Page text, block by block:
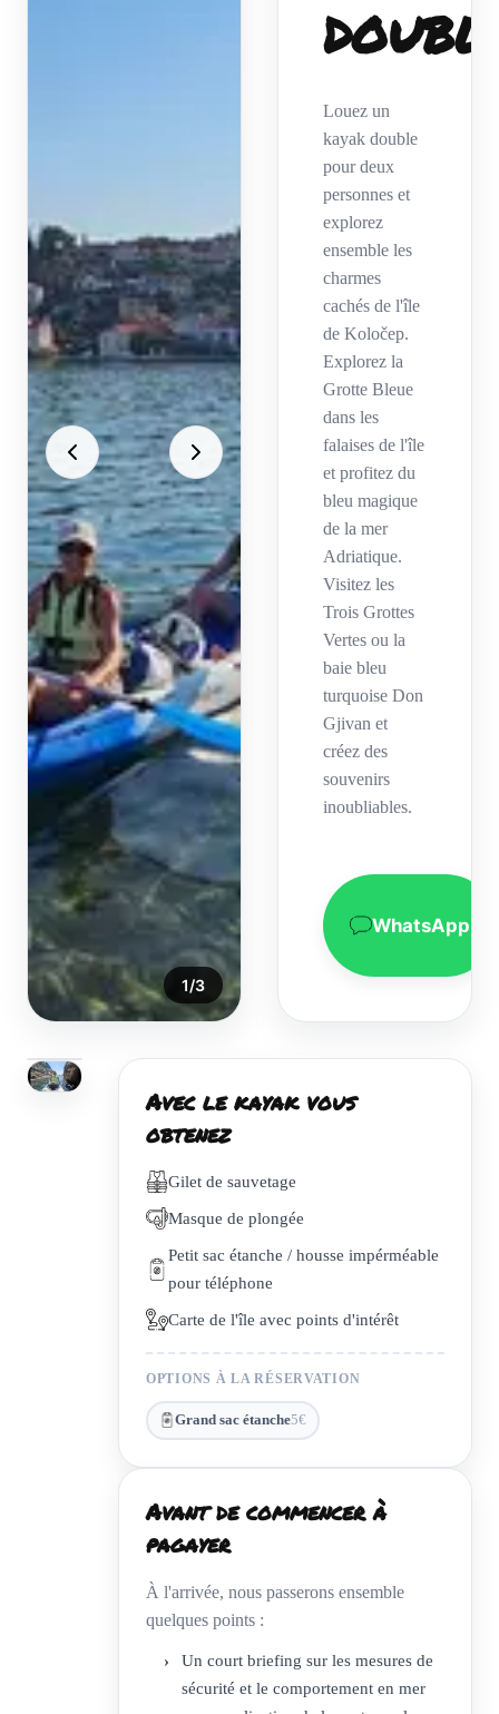
1/3
Louez un
kayak double
pour deux
personnes et
explorez
ensemble les
charmes
cachés de l'île
de Koločep.
Explorez la
Grotte Bleue
dans les
falaises de l'île
et profitez du
bleu magique
de la mer
Adriatique.
Visitez les
Trois Grottes
Vertes ou la
baie bleu
turquoise Don
Gjivan et
créez des
souvenirs
inoubliables.
WhatsApp
Avec le kayak vous
obtenez
Gilet de sauvetage
Masque de plongée
Petit sac étanche / housse impérméable
pour téléphone
Carte de l'île avec points d'intérêt
OPTIONS À LA RÉSERVATION
Grand sac étanche5€
Avant de commencer à
pagayer
À l'arrivée, nous passerons ensemble
quelques points :
›
Un court briefing sur les mesures de
sécurité et le comportement en mer